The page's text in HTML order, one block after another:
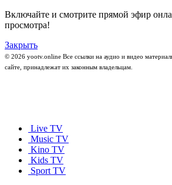
Включайте и смотрите прямой эфир
просмотра!
Закрыть
© 2026 yootv.online Все ссылки на аудио и видео
сайте, принадлежат их законным владельцам.
Live TV
Music TV
Kino TV
Kids TV
Sport TV